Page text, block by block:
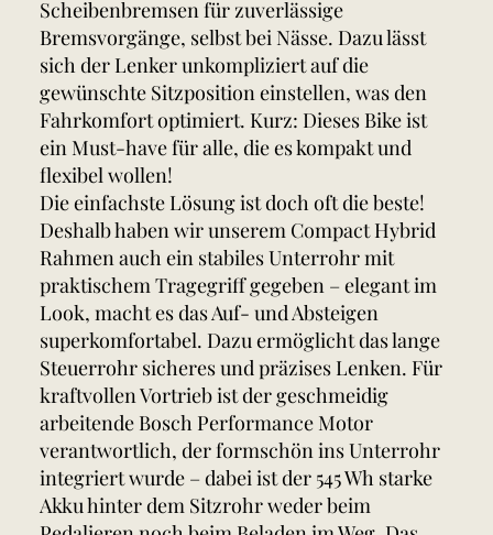
Scheibenbremsen für zuverlässige
Bremsvorgänge, selbst bei Nässe. Dazu lässt
sich der Lenker unkompliziert auf die
gewünschte Sitzposition einstellen, was den
Fahrkomfort optimiert. Kurz: Dieses Bike ist
ein Must-have für alle, die es kompakt und
flexibel wollen!
Die einfachste Lösung ist doch oft die beste!
Deshalb haben wir unserem Compact Hybrid
Rahmen auch ein stabiles Unterrohr mit
praktischem Tragegriff gegeben – elegant im
Look, macht es das Auf- und Absteigen
superkomfortabel. Dazu ermöglicht das lange
Steuerrohr sicheres und präzises Lenken. Für
kraftvollen Vortrieb ist der geschmeidig
arbeitende Bosch Performance Motor
verantwortlich, der formschön ins Unterrohr
integriert wurde – dabei ist der 545 Wh starke
Akku hinter dem Sitzrohr weder beim